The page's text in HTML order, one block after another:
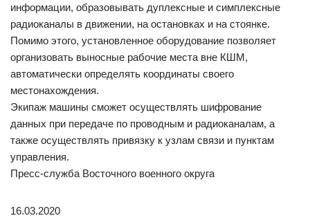
информации, образовывать дуплексные и симплексные
радиоканалы в движении, на остановках и на стоянке.
Помимо этого, установленное оборудование позволяет
организовать выносные рабочие места вне КШМ,
автоматически определять координаты своего
местонахождения.
Экипаж машины сможет осуществлять шифрование
данных при передаче по проводным и радиоканалам, а
также осуществлять привязку к узлам связи и пунктам
управления.
Пресс-служба Восточного военного округа
16.03.2020